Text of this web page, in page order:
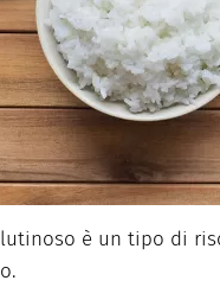
Pasqua
San
è un tipo di